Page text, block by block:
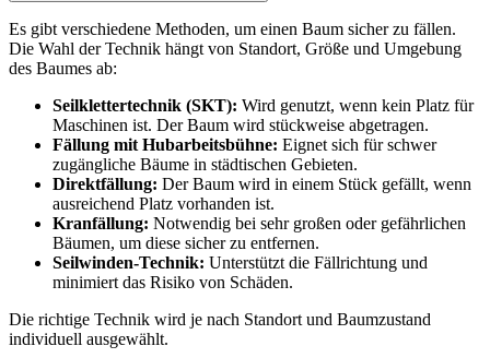
Es gibt verschiedene Methoden, um einen Baum sicher zu fällen.
Die Wahl der Technik hängt von Standort, Größe und Umgebung
des Baumes ab:
Seilklettertechnik (SKT): Wird genutzt, wenn kein Platz für
Maschinen ist. Der Baum wird stückweise abgetragen.
Fällung mit Hubarbeitsbühne: Eignet sich für schwer
zugängliche Bäume in städtischen Gebieten.
Direktfällung: Der Baum wird in einem Stück gefällt, wenn
ausreichend Platz vorhanden ist.
Kranfällung: Notwendig bei sehr großen oder gefährlichen
Bäumen, um diese sicher zu entfernen.
Seilwinden-Technik: Unterstützt die Fällrichtung und
minimiert das Risiko von Schäden.
Die richtige Technik wird je nach Standort und Baumzustand
individuell ausgewählt.